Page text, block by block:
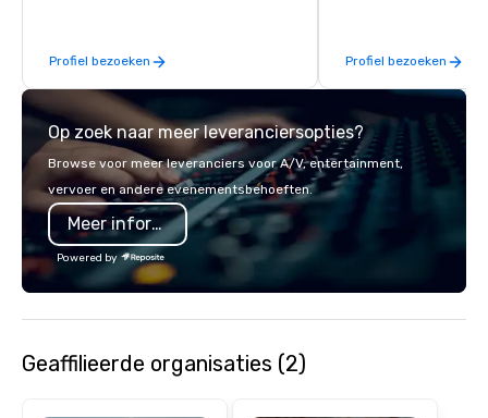
Profiel bezoeken
two people to
comprised of Sedans,
Coaches. We have a
seating and
vehicles. With our
successful program
Profiel bezoeken
Op zoek naar meer leveranciersopties?
Browse voor meer leveranciers voor A/V, entertainment,
vervoer en andere evenementsbehoeften.
Meer informatie
Powered by
Geaffilieerde organisaties (2)